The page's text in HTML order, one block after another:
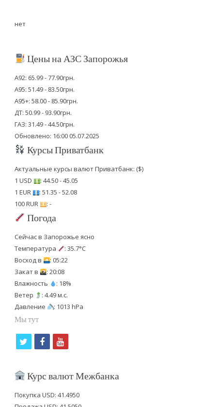
нет
Цены на АЗС Запорожья
А92: 65.99 - 77.90грн.
А95: 51.49 - 83.50грн.
А95+: 58.00 - 85.90грн.
ДТ: 50.99 - 93.90грн.
ГАЗ: 31.49 - 44.50грн.
Обновлено: 16:00 05.07.2025
Курсы Приватбанк
Актуальные курсы валют Приватбанк: ($)
1 USD
: 44.50 - 45.05
1 EUR
: 51.35 - 52.08
100 RUR
: -
Погода
Сейчас в Запорожье ясно
Температура
: 35.7°C
Восход в
: 05:22
Закат в
: 20:08
Влажность
: 18%
Ветер
: 4.49 м.с.
Давление
: 1013 hPa
Мы тут
i
t
f
c
b
y
u
u
Курс валют Межбанка
Покупка USD: 41.4950